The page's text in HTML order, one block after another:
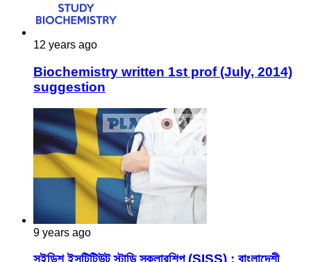
12 years ago
Biochemistry written 1st prof (July, 2014)
suggestion
9 years ago
সুইডিশ ইন্সটিটিউট স্টাডি স্কলারশিপ (SISS) : বাংলাদেশী